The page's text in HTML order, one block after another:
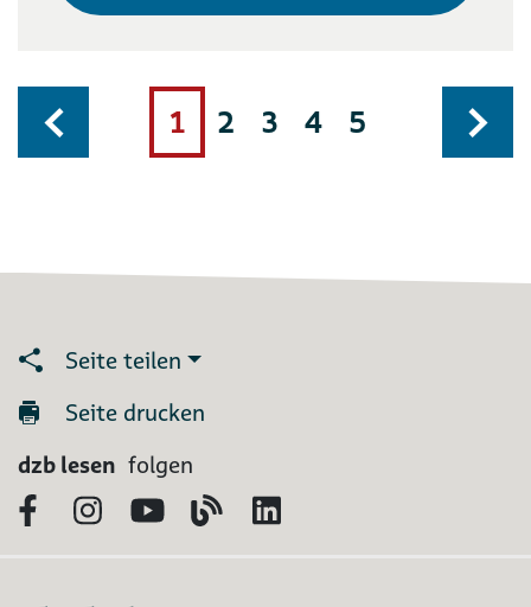
1 2 3 4 5
Seite teilen
Seite drucken
dzb lesen folgen
FacebookInstagram
YouTubeBlog